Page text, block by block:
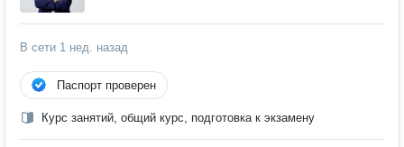
В сети 1 нед. назад
Паспорт проверен
Курс занятий, общий курс, подготовка к экзамену